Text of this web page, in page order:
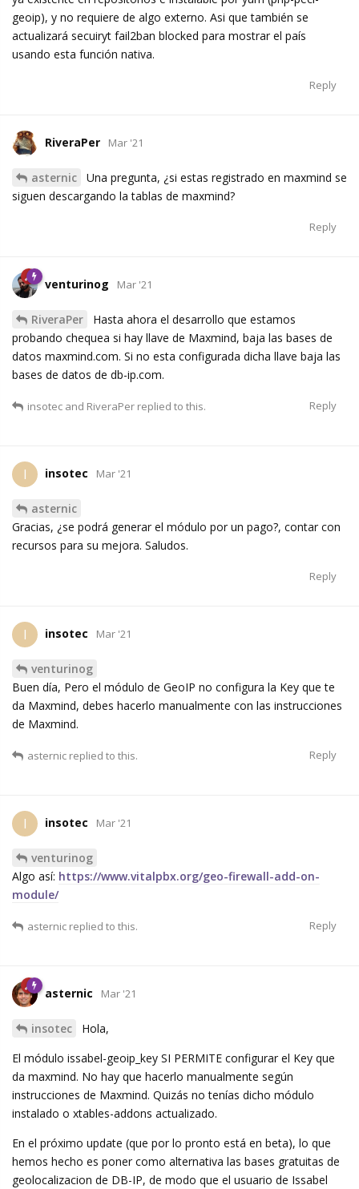
geoip), y no requiere de algo externo. Asi que también se
actualizará secuiryt fail2ban blocked para mostrar el país
usando esta función nativa.
Reply
RiveraPer Mar '21
asternic
Una pregunta, ¿si estas registrado en maxmind se
siguen descargando la tablas de maxmind?
Reply
venturinog Mar '21
RiveraPer
Hasta ahora el desarrollo que estamos
probando chequea si hay llave de Maxmind, baja las bases de
datos maxmind.com. Si no esta configurada dicha llave baja las
bases de datos de db-ip.com.
Reply
insotec and RiveraPer replied to this.
I insotec Mar '21
asternic
Gracias, ¿se podrá generar el módulo por un pago?, contar con
recursos para su mejora. Saludos.
Reply
I insotec Mar '21
venturinog
Buen día, Pero el módulo de GeoIP no configura la Key que te
da Maxmind, debes hacerlo manualmente con las instrucciones
de Maxmind.
Reply
asternic replied to this.
I insotec Mar '21
venturinog
Algo así: https://www.vitalpbx.org/geo-firewall-add-on-
module/
Reply
asternic replied to this.
asternic Mar '21
insotec
Hola,
El módulo issabel-geoip_key SI PERMITE configurar el Key que
da maxmind. No hay que hacerlo manualmente según
instrucciones de Maxmind. Quizás no tenías dicho módulo
instalado o xtables-addons actualizado.
En el próximo update (que por lo pronto está en beta), lo que
hemos hecho es poner como alternativa las bases gratuitas de
geolocalizacion de DB-IP, de modo que el usuario de Issabel